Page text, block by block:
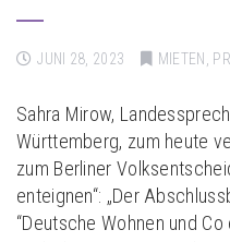
JUNI 28, 2023 MIETEN
Sahra Mirow,
Württemberg, zum heute
zum Berliner
enteignen“: „Der
“Deutsche Wohnen und